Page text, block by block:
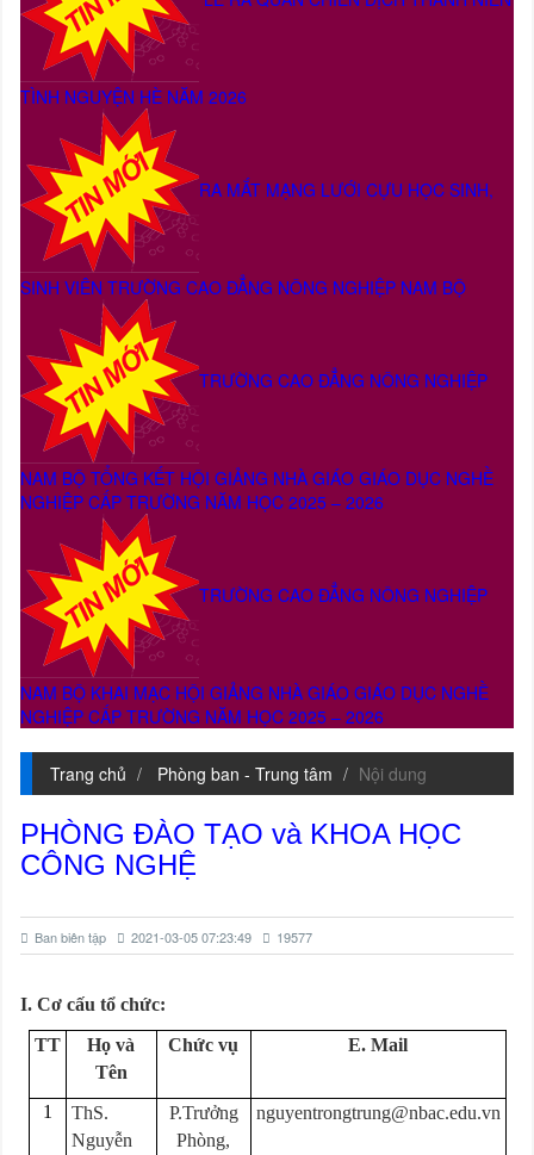
TÌNH NGUYỆN HÈ NĂM 2026
RA MẮT MẠNG LƯỚI CỰU HỌC SINH,
SINH VIÊN TRƯỜNG CAO ĐẲNG NÔNG NGHIỆP NAM BỘ
TRƯỜNG CAO ĐẲNG NÔNG NGHIỆP
NAM BỘ TỔNG KẾT HỘI GIẢNG NHÀ GIÁO GIÁO DỤC NGHỀ
NGHIỆP CẤP TRƯỜNG NĂM HỌC 2025 – 2026
TRƯỜNG CAO ĐẲNG NÔNG NGHIỆP
NAM BỘ KHAI MẠC HỘI GIẢNG NHÀ GIÁO GIÁO DỤC NGHỀ
NGHIỆP CẤP TRƯỜNG NĂM HỌC 2025 – 2026
Trang chủ Phòng ban - Trung tâm Nội dung
PHÒNG ĐÀO TẠO và KHOA HỌC
CÔNG NGHỆ
Ban biên tập 2021-03-05 07:23:49 19577
I. Cơ cấu tổ chức:
TT
Họ và
Tên
Chức vụ E. Mail
1
ThS.
Nguyễn
P.Trưởng
Phòng,
nguyentrongtrung@nbac.edu.vn